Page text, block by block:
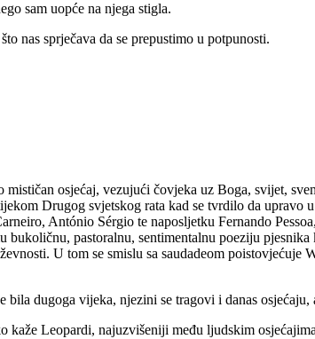
sam uopće na njega stigla.
nas sprječava da se prepustimo u potpunosti.
osjećaj, vezujući čovjeka uz Boga, svijet,
Drugog svjetskog rata kad se tvrdilo da upravo
António Sérgio te naposljetku Fernando
pastoralnu, sentimentalnu poeziju
U tom se smislu sa saudadeom
dugoga vijeka, njezini se tragovi i danas
kaže Leopardi, najuzvišeniji među ljudskim